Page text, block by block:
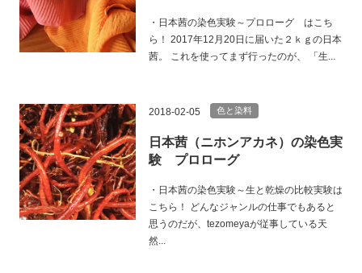
・日本茜の染色実験～プロローグ はこち
ら！ 2017年12月20日に届いた２ｋｇの日本
茜。 これを使ってまず行ったのが、 「生...
2018-02-05 色と染料
日本茜（ニホンアカネ）の染色実
験 プロローグ
・日本茜の染色実験～生と乾燥の比較実験は
こちら！ どんなジャンルの仕事でもあると
思うのだが、tezomeyaが従事している天
然...